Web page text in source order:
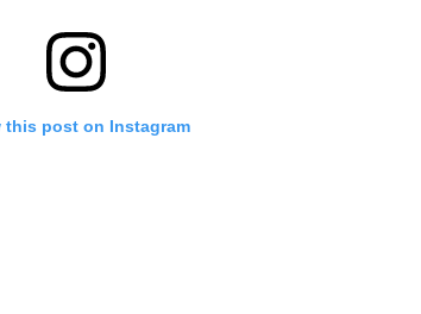
this post on Instagram